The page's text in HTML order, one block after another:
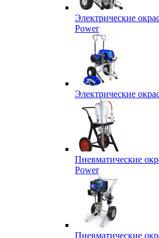
Электрические
Power
Электрические
Пневматические
Power
Пневматические